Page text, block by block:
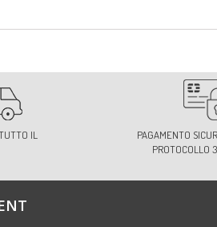
IL
PAGAMENTO
PROTOCOLLO